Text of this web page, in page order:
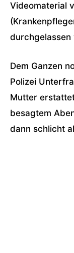
Videomaterial
durchgelassen
Dem Ganzen
Polizei
Mutter
besagtem
dann schlicht